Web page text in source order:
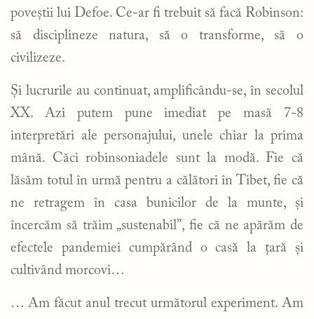
poveștii lui Defoe. Ce-ar fi trebuit să facă Robinson:
să disciplineze natura, să o transforme, să o
civilizeze.
Și lucrurile au continuat, amplificându-se, în secolul
XX. Azi putem pune imediat pe masă 7-8
interpretări ale personajului, unele chiar la prima
mână. Căci robinsoniadele sunt la modă. Fie că
lăsăm totul în urmă pentru a călători în Tibet, fie că
ne retragem în casa bunicilor de la munte, și
încercăm să trăim „sustenabil”, fie că ne apărăm de
efectele pandemiei cumpărând o casă la țară și
cultivând morcovi…
… Am făcut anul trecut următorul experiment. Am